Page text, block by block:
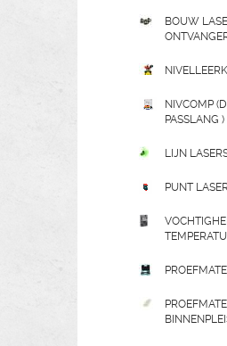
BOUW
NIVCOMP
PASSLANG )
LIJN
PUNT